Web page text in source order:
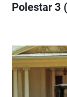
Polestar 3